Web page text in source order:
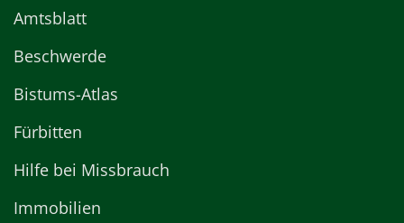
Amtsblatt
Beschwerde
Bistums-Atlas
Fürbitten
Hilfe bei Missbrauch
Immobilien